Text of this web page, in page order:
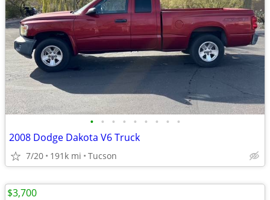
• • • • • • • • •
2008 Dodge Dakota V6 Truck
7/20 191k mi Tucson
$3,700